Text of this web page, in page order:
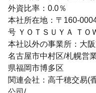
外資比率：0.0％
本社所在地：〒160-
号 ＹＯＴＳＵＹＡ ＴＯ
本社以外の事業所：大
名古屋市中村区/札幌営
県福岡市博多区
関連会社：高千穂交易(